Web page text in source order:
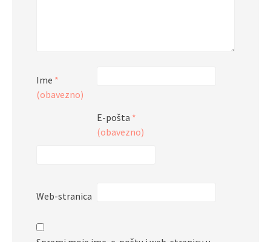
Ime *
(obavezno)
E-pošta *
(obavezno)
Web-stranica